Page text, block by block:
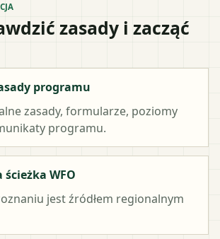
zasady i zacząć
programu
zasady, formularze, poziomy
programu.
WFO
jest źródłem regionalnym